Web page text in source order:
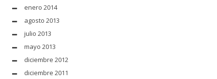
enero 2014
agosto 2013
julio 2013
mayo 2013
diciembre 2012
diciembre 2011